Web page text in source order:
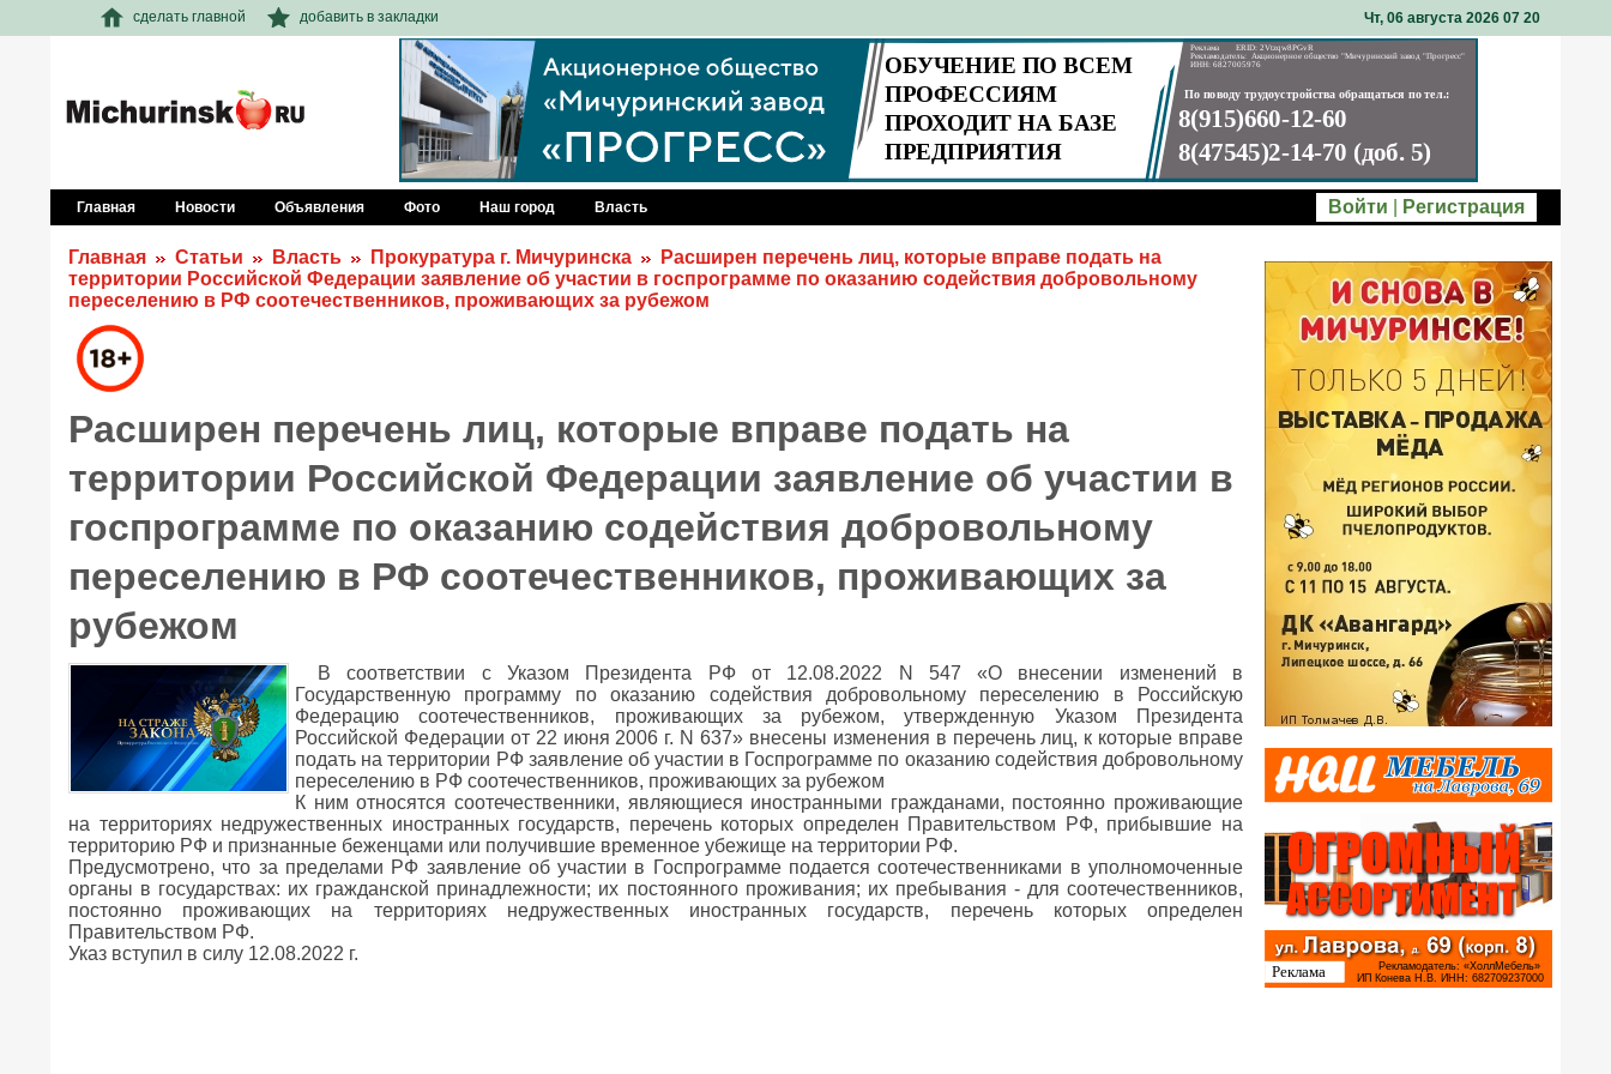
сделать главной добавить в закладки Чт, 06 августа 2026 07 20
Главная Новости Объявления Фото Наш город Власть Войти Регистрация
Главная Статьи Власть Прокуратура г. Мичуринска
Расширен перечень лиц, которые вправе подать на
территории Российской Федерации заявление об участии в госпрограмме по оказанию содействия добровольному
переселению в РФ соотечественников, проживающих за рубежом
Расширен перечень лиц, которые вправе подать на
территории Российской Федерации заявление об участии в
госпрограмме по оказанию содействия добровольному
переселению в РФ соотечественников, проживающих за
рубежом
В соответствии с Указом Президента РФ от 12.08.2022 N 547 «О внесении изменений в
Государственную программу по оказанию содействия добровольному переселению в Российскую
Федерацию соотечественников, проживающих за рубежом, утвержденную Указом Президента
Российской Федерации от 22 июня 2006 г. N 637» внесены изменения в перечень лиц, к которые вправе
подать на территории РФ заявление об участии в Госпрограмме по оказанию содействия добровольному
переселению в РФ соотечественников, проживающих за рубежом
К ним относятся соотечественники, являющиеся иностранными гражданами, постоянно проживающие
на территориях недружественных иностранных государств, перечень которых определен Правительством РФ, прибывшие на
территорию РФ и признанные беженцами или получившие временное убежище на территории РФ.
Предусмотрено, что за пределами РФ заявление об участии в Госпрограмме подается соотечественниками в уполномоченные
органы в государствах: их гражданской принадлежности; их постоянного проживания; их пребывания - для соотечественников,
постоянно проживающих на территориях недружественных иностранных государств, перечень которых определен
Правительством РФ.
Указ вступил в силу 12.08.2022 г.